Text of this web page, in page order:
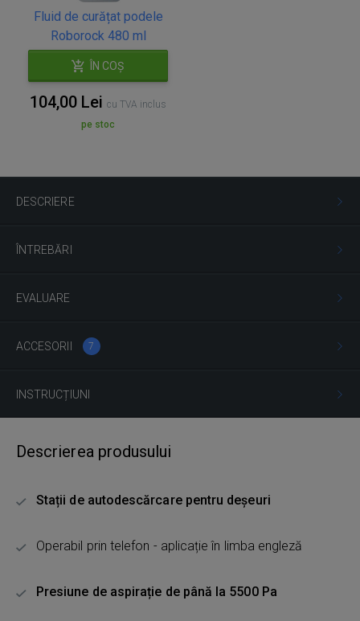
Fluid de curățat podele
Roborock 480 ml
ÎN COȘ
104,00 Lei cu TVA inclus
pe stoc
DESCRIERE
ÎNTREBĂRI
EVALUARE
ACCESORII 7
INSTRUCȚIUNI
Descrierea produsului
Stații de autodescărcare pentru deșeuri
Operabil prin telefon - aplicație în limba engleză
Presiune de aspirație de până la 5500 Pa